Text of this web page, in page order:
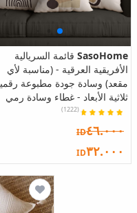
SasoHome قائمة السريالية
الأفريقية العرقية - (مناسبة لأي
مقعد) وسادة جودة مطبوعة
ثلاثية الأبعاد - غطاء وسادة رمي
(1222)
ID٤٦.٠٠٠
ID٣٢.٠٠٠